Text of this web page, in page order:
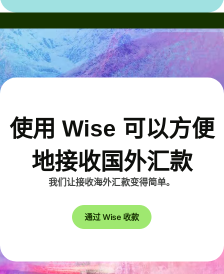
使用 Wise 可以方便
地接收国外汇款
我们让接收海外汇款变得简单。
通过 Wise 收款